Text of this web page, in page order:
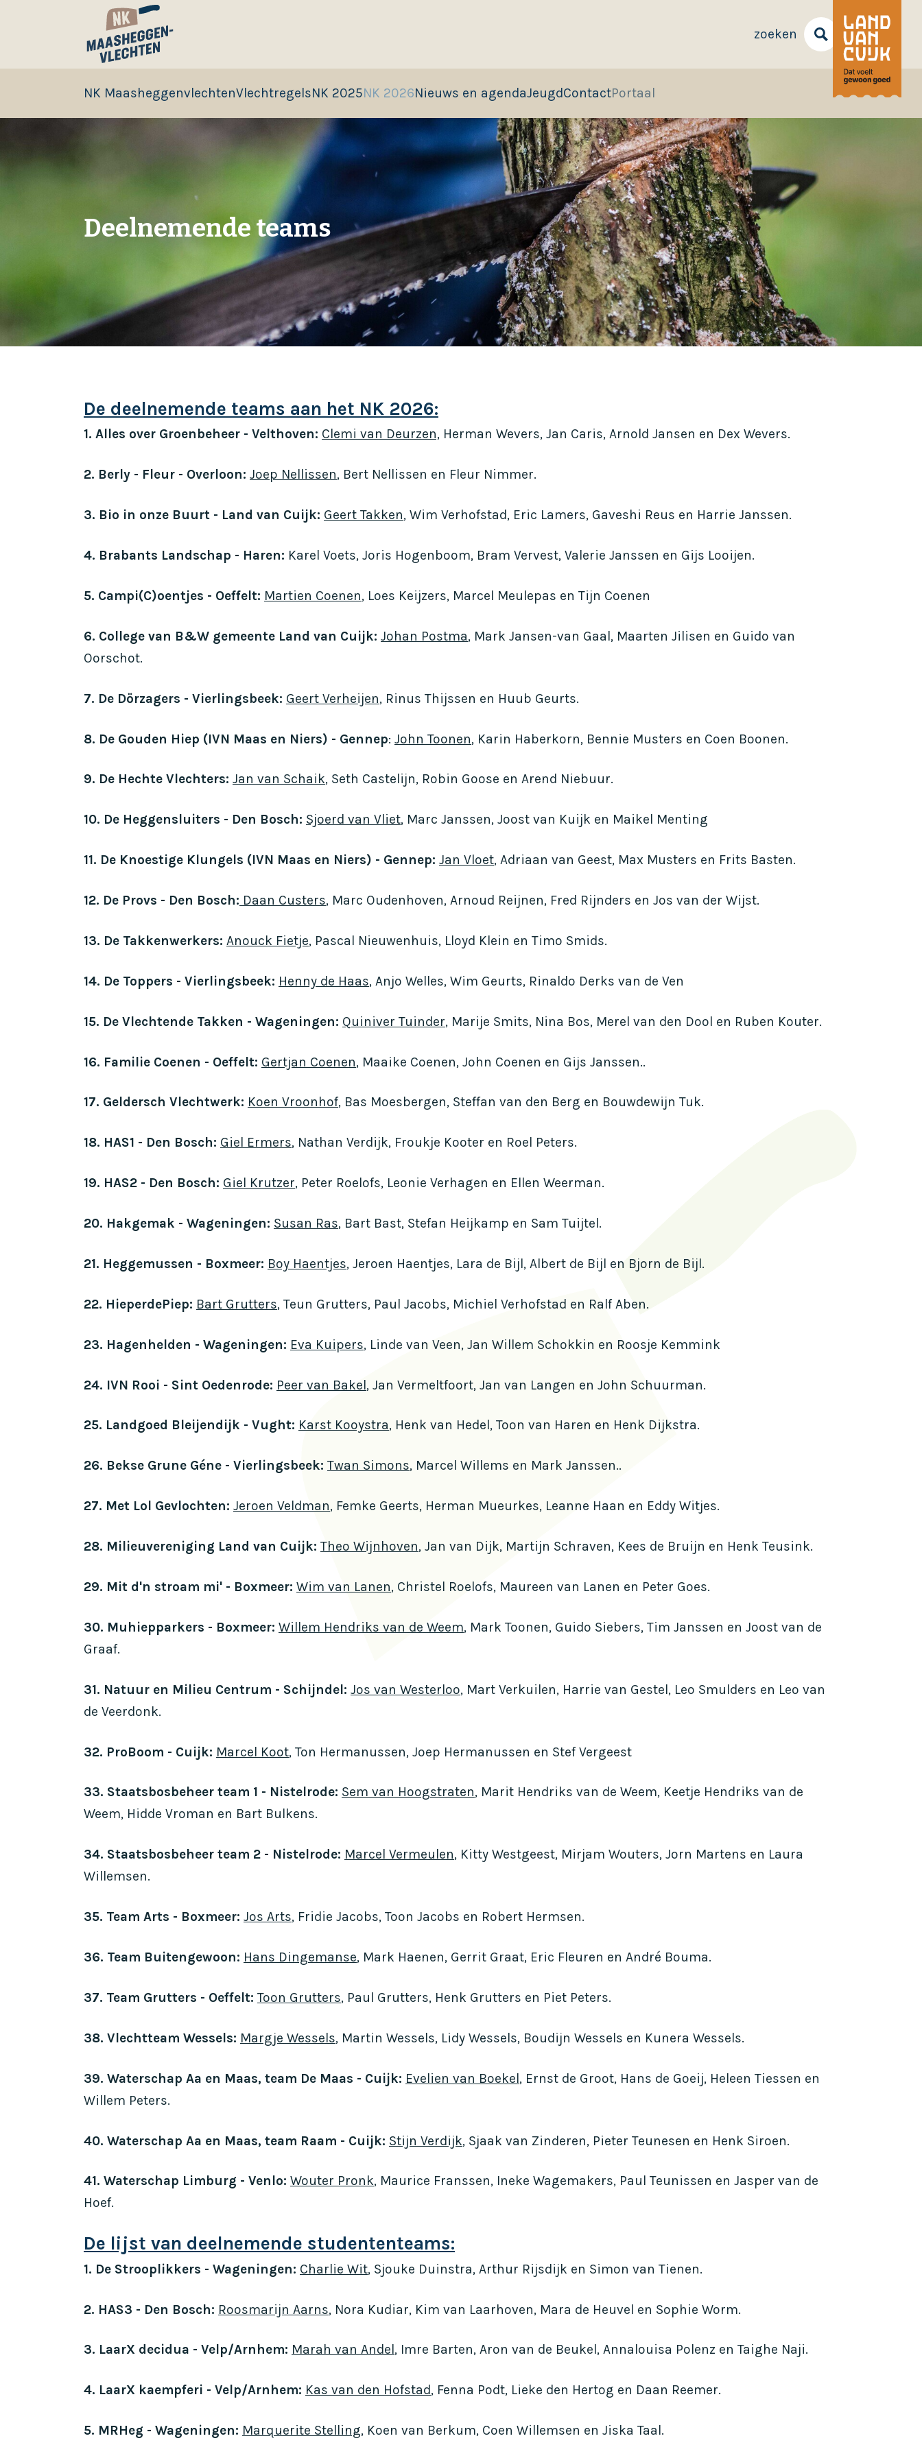
zoeken
NK MaasheggenvlechtenVlechtregelsNK 2025NK 2026Nieuws en agendaJeugdContactPortaal
Deelnemende teams
De deelnemende teams aan het NK 2026:
1. Alles over Groenbeheer - Velthoven: Clemi van Deurzen, Herman Wevers, Jan Caris, Arnold Jansen en Dex Wevers.
2. Berly - Fleur - Overloon: Joep Nellissen, Bert Nellissen en Fleur Nimmer.
3. Bio in onze Buurt - Land van Cuijk: Geert Takken, Wim Verhofstad, Eric Lamers, Gaveshi Reus en Harrie Janssen.
4. Brabants Landschap - Haren: Karel Voets, Joris Hogenboom, Bram Vervest, Valerie Janssen en Gijs Looijen.
5. Campi(C)oentjes - Oeffelt: Martien Coenen, Loes Keijzers, Marcel Meulepas en Tijn Coenen
6. College van B&W gemeente Land van Cuijk: Johan Postma, Mark Jansen-van Gaal, Maarten Jilisen en Guido van
Oorschot.
7. De Dörzagers - Vierlingsbeek: Geert Verheijen, Rinus Thijssen en Huub Geurts.
8. De Gouden Hiep (IVN Maas en Niers) - Gennep: John Toonen, Karin Haberkorn, Bennie Musters en Coen Boonen.
9. De Hechte Vlechters: Jan van Schaik, Seth Castelijn, Robin Goose en Arend Niebuur.
10. De Heggensluiters - Den Bosch: Sjoerd van Vliet, Marc Janssen, Joost van Kuijk en Maikel Menting
11. De Knoestige Klungels (IVN Maas en Niers) - Gennep: Jan Vloet, Adriaan van Geest, Max Musters en Frits Basten.
12. De Provs - Den Bosch: Daan Custers, Marc Oudenhoven, Arnoud Reijnen, Fred Rijnders en Jos van der Wijst.
13. De Takkenwerkers: Anouck Fietje, Pascal Nieuwenhuis, Lloyd Klein en Timo Smids.
14. De Toppers - Vierlingsbeek: Henny de Haas, Anjo Welles, Wim Geurts, Rinaldo Derks van de Ven
15. De Vlechtende Takken - Wageningen: Quiniver Tuinder, Marije Smits, Nina Bos, Merel van den Dool en Ruben Kouter.
16. Familie Coenen - Oeffelt: Gertjan Coenen, Maaike Coenen, John Coenen en Gijs Janssen..
17. Geldersch Vlechtwerk: Koen Vroonhof, Bas Moesbergen, Steffan van den Berg en Bouwdewijn Tuk.
18. HAS1 - Den Bosch: Giel Ermers, Nathan Verdijk, Froukje Kooter en Roel Peters.
19. HAS2 - Den Bosch: Giel Krutzer, Peter Roelofs, Leonie Verhagen en Ellen Weerman.
20. Hakgemak - Wageningen: Susan Ras, Bart Bast, Stefan Heijkamp en Sam Tuijtel.
21. Heggemussen - Boxmeer: Boy Haentjes, Jeroen Haentjes, Lara de Bijl, Albert de Bijl en Bjorn de Bijl.
22. HieperdePiep: Bart Grutters, Teun Grutters, Paul Jacobs, Michiel Verhofstad en Ralf Aben.
23. Hagenhelden - Wageningen: Eva Kuipers, Linde van Veen, Jan Willem Schokkin en Roosje Kemmink
24. IVN Rooi - Sint Oedenrode: Peer van Bakel, Jan Vermeltfoort, Jan van Langen en John Schuurman.
25. Landgoed Bleijendijk - Vught: Karst Kooystra, Henk van Hedel, Toon van Haren en Henk Dijkstra.
26. Bekse Grune Géne - Vierlingsbeek: Twan Simons, Marcel Willems en Mark Janssen..
27. Met Lol Gevlochten: Jeroen Veldman, Femke Geerts, Herman Mueurkes, Leanne Haan en Eddy Witjes.
28. Milieuvereniging Land van Cuijk: Theo Wijnhoven, Jan van Dijk, Martijn Schraven, Kees de Bruijn en Henk Teusink.
29. Mit d'n stroam mi' - Boxmeer: Wim van Lanen, Christel Roelofs, Maureen van Lanen en Peter Goes.
30. Muhiepparkers - Boxmeer: Willem Hendriks van de Weem, Mark Toonen, Guido Siebers, Tim Janssen en Joost van de
Graaf.
31. Natuur en Milieu Centrum - Schijndel: Jos van Westerloo, Mart Verkuilen, Harrie van Gestel, Leo Smulders en Leo van
de Veerdonk.
32. ProBoom - Cuijk: Marcel Koot, Ton Hermanussen, Joep Hermanussen en Stef Vergeest
33. Staatsbosbeheer team 1 - Nistelrode: Sem van Hoogstraten, Marit Hendriks van de Weem, Keetje Hendriks van de
Weem, Hidde Vroman en Bart Bulkens.
34. Staatsbosbeheer team 2 - Nistelrode: Marcel Vermeulen, Kitty Westgeest, Mirjam Wouters, Jorn Martens en Laura
Willemsen.
35. Team Arts - Boxmeer: Jos Arts, Fridie Jacobs, Toon Jacobs en Robert Hermsen.
36. Team Buitengewoon: Hans Dingemanse, Mark Haenen, Gerrit Graat, Eric Fleuren en André Bouma.
37. Team Grutters - Oeffelt: Toon Grutters, Paul Grutters, Henk Grutters en Piet Peters.
38. Vlechtteam Wessels: Margje Wessels, Martin Wessels, Lidy Wessels, Boudijn Wessels en Kunera Wessels.
39. Waterschap Aa en Maas, team De Maas - Cuijk: Evelien van Boekel, Ernst de Groot, Hans de Goeij, Heleen Tiessen en
Willem Peters.
40. Waterschap Aa en Maas, team Raam - Cuijk: Stijn Verdijk, Sjaak van Zinderen, Pieter Teunesen en Henk Siroen.
41. Waterschap Limburg - Venlo: Wouter Pronk, Maurice Franssen, Ineke Wagemakers, Paul Teunissen en Jasper van de
Hoef.
De lijst van deelnemende studententeams:
1. De Strooplikkers - Wageningen: Charlie Wit, Sjouke Duinstra, Arthur Rijsdijk en Simon van Tienen.
2. HAS3 - Den Bosch: Roosmarijn Aarns, Nora Kudiar, Kim van Laarhoven, Mara de Heuvel en Sophie Worm.
3. LaarX decidua - Velp/Arnhem: Marah van Andel, Imre Barten, Aron van de Beukel, Annalouisa Polenz en Taighe Naji.
4. LaarX kaempferi - Velp/Arnhem: Kas van den Hofstad, Fenna Podt, Lieke den Hertog en Daan Reemer.
5. MRHeg - Wageningen: Marquerite Stelling, Koen van Berkum, Coen Willemsen en Jiska Taal.